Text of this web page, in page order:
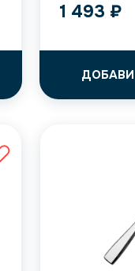
1 493 ₽